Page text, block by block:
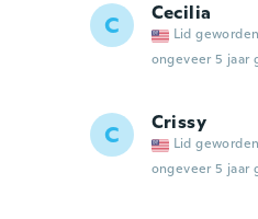
C Cecilia
Lid
ongeveer 5 jaar
C Crissy
Lid
ongeveer 5 jaar